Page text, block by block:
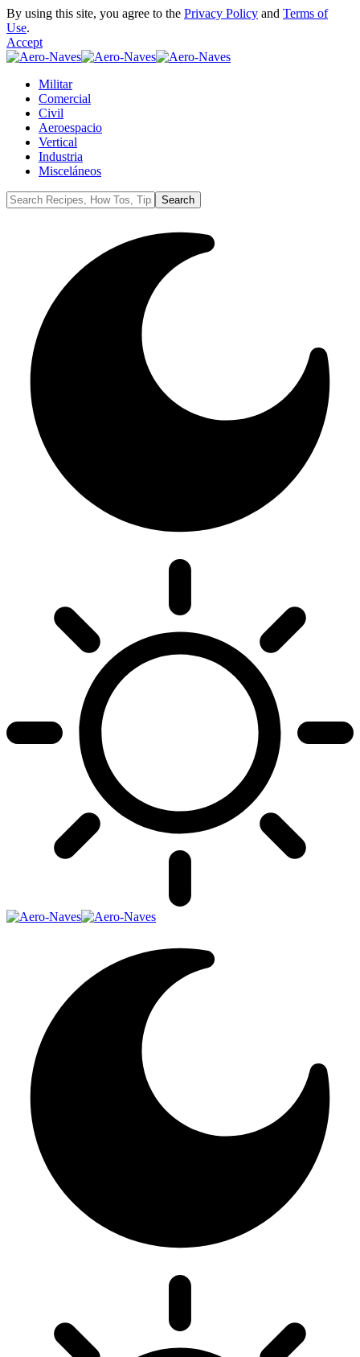
By using this site, you agree to the Privacy Policy and Terms of
Use.
Accept
Militar
Comercial
Civil
Aeroespacio
Vertical
Industria
Misceláneos